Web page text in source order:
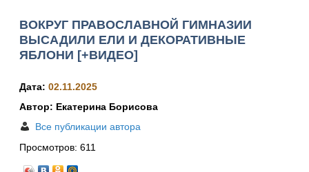
ВОКРУГ ПРАВОСЛАВНОЙ ГИМНАЗИИ
ВЫСАДИЛИ ЕЛИ И ДЕКОРАТИВНЫЕ
ЯБЛОНИ [+ВИДЕО]
Дата: 02.11.2025
Автор: Екатерина Борисова
Все публикации автора
Просмотров: 611